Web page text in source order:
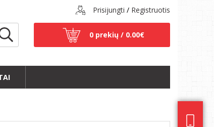
Prisijungti / Registruotis
0 prekių / 0.00€